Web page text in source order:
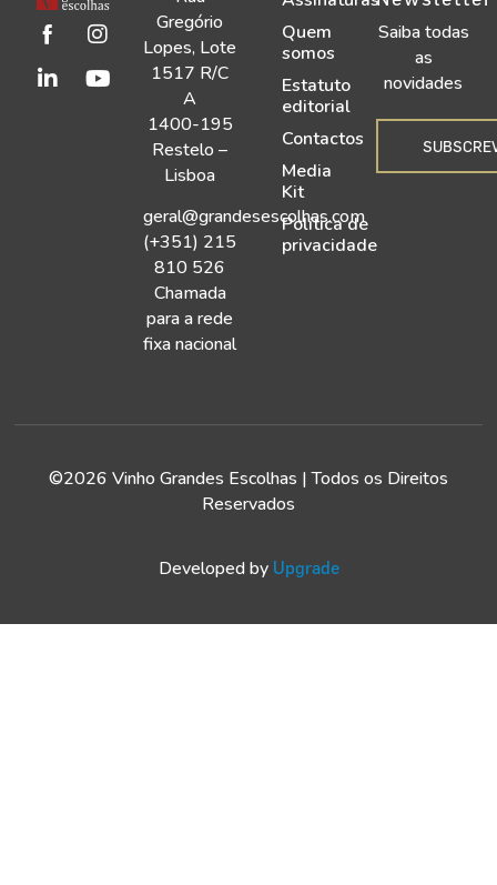
Gregório
Lopes, Lote
1517 R/C
A
1400-195
Restelo –
Lisboa
geral@grandesescolhas.com
(+351) 215
810 526
Chamada
para a rede
fixa nacional
Quem
somos
Estatuto
editorial
Contactos
Media
Kit
Política de
privacidade
Saiba todas
as
novidades
©2026 Vinho Grandes Escolhas | Todos os Direitos
Reservados
Developed by Upgrade